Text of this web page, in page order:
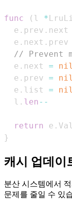
func ( l *
  e
. prev . next
  e
. next . prev
// Prevent
  e
. next =
nil
  e
. prev =
nil
  e
. list =
nil
  l
. len --
return e .
}
캐시 업데이
분산 시스템에서
문제를 줄일 수 있